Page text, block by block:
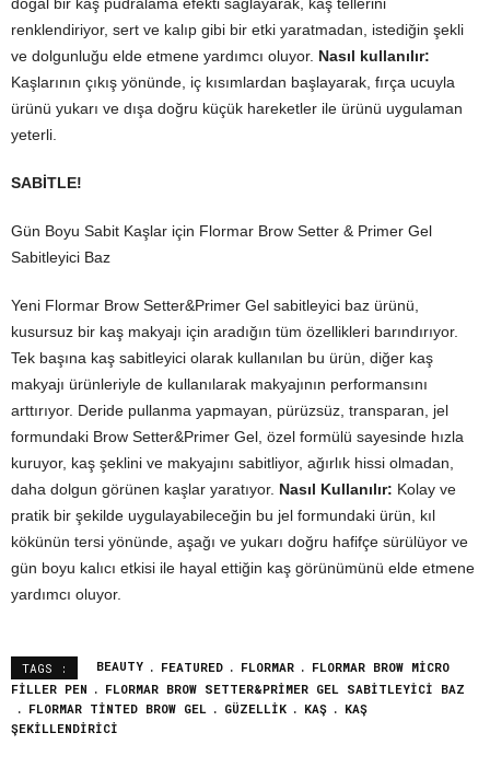
doğal bir kaş pudralama efekti sağlayarak, kaş tellerini
renklendiriyor, sert ve kalıp gibi bir etki yaratmadan, istediğin şekli
ve dolgunluğu elde etmene yardımcı oluyor. Nasıl kullanılır:
Kaşlarının çıkış yönünde, iç kısımlardan başlayarak, fırça ucuyla
ürünü yukarı ve dışa doğru küçük hareketler ile ürünü uygulaman
yeterli.
SABİTLE!
Gün Boyu Sabit Kaşlar için Flormar Brow Setter & Primer Gel
Sabitleyici Baz
Yeni Flormar Brow Setter&Primer Gel sabitleyici baz ürünü,
kusursuz bir kaş makyajı için aradığın tüm özellikleri barındırıyor.
Tek başına kaş sabitleyici olarak kullanılan bu ürün, diğer kaş
makyajı ürünleriyle de kullanılarak makyajının performansını
arttırıyor. Deride pullanma yapmayan, pürüzsüz, transparan, jel
formundaki Brow Setter&Primer Gel, özel formülü sayesinde hızla
kuruyor, kaş şeklini ve makyajını sabitliyor, ağırlık hissi olmadan,
daha dolgun görünen kaşlar yaratıyor. Nasıl Kullanılır: Kolay ve
pratik bir şekilde uygulayabileceğin bu jel formundaki ürün, kıl
kökünün tersi yönünde, aşağı ve yukarı doğru hafifçe sürülüyor ve
gün boyu kalıcı etkisi ile hayal ettiğin kaş görünümünü elde etmene
yardımcı oluyor.
TAGS : BEAUTY FEATURED FLORMAR
FLORMAR BROW MICRO
FILLER PEN
FLORMAR BROW SETTER&PRIMER GEL SABITLEYICI BAZ
FLORMAR TINTED BROW GEL
GÜZELLIK KAŞ
KAŞ
ŞEKILLENDIRICI